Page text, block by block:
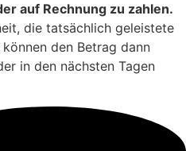
auf Rechnung zu zahlen.
die tatsächlich geleistete
den Betrag dann
in den nächsten Tagen